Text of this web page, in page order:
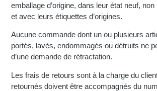
emballage d’origine, dans leur état neuf,
et avec leurs étiquettes d’origines.
Aucune commande dont un ou plusieurs
portés, lavés, endommagés ou détruits ne
d’une demande de rétractation.
Les frais de retours sont à la charge du
retournés doivent être accompagnés du